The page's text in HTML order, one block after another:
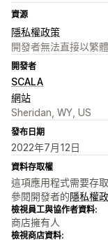
資源
隱私權政策
開發者無法直接以繁
開發者
SCALA
網站
Sheridan, WY, US
發布日期
2022年7月12日
資料存取權
這項應用程式需要存
參閱開發者的隱私權
檢視員工與協作者資料:
商店擁有人
檢視商店資料: